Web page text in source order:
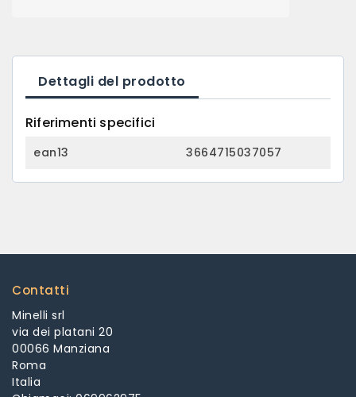
Dettagli del prodotto
Riferimenti specifici
ean13 3664715037057
Contatti
Minelli srl
via dei platani 20
00066 Manziana
Roma
Italia